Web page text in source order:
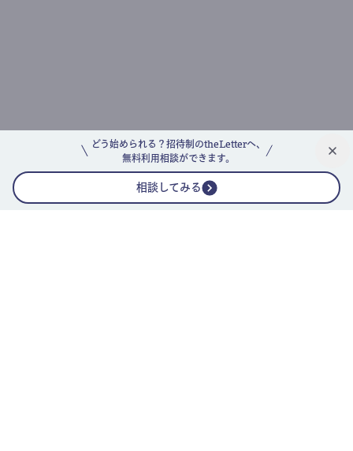
どう始められる？招待制のtheLetterへ、
無料利用相談ができます。
相談してみる